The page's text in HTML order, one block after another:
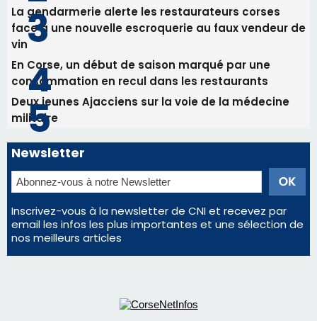
La gendarmerie alerte les restaurateurs corses
face à une nouvelle escroquerie au faux vendeur de
vin
En Corse, un début de saison marqué par une
consommation en recul dans les restaurants
Deux jeunes Ajacciens sur la voie de la médecine
militaire
Newsletter
Inscrivez-vous à la newsletter de CNI et recevez par
email les infos les plus importantes et une sélection de
nos meilleurs articles